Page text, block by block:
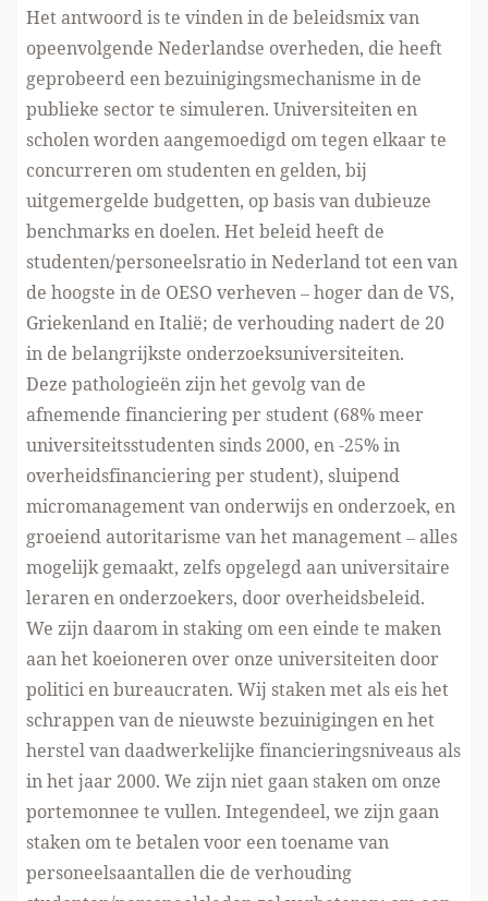
Het antwoord is te vinden in de beleidsmix van
opeenvolgende Nederlandse overheden, die heeft
geprobeerd een bezuinigingsmechanisme in de
publieke sector te simuleren. Universiteiten en
scholen worden aangemoedigd om tegen elkaar te
concurreren om studenten en gelden, bij
uitgemergelde budgetten, op basis van dubieuze
benchmarks en doelen. Het beleid heeft de
studenten/personeelsratio in Nederland tot een van
de hoogste in de OESO verheven – hoger dan de VS,
Griekenland en Italië; de verhouding nadert de 20
in de belangrijkste onderzoeksuniversiteiten.
Deze pathologieën zijn het gevolg van de
afnemende financiering per student (68% meer
universiteitsstudenten sinds 2000, en -25% in
overheidsfinanciering per student), sluipend
micromanagement van onderwijs en onderzoek, en
groeiend autoritarisme van het management – alles
mogelijk gemaakt, zelfs opgelegd aan universitaire
leraren en onderzoekers, door overheidsbeleid.
We zijn daarom in staking om een einde te maken
aan het koeioneren over onze universiteiten door
politici en bureaucraten. Wij staken met als eis het
schrappen van de nieuwste bezuinigingen en het
herstel van daadwerkelijke financieringsniveaus als
in het jaar 2000. We zijn niet gaan staken om onze
portemonnee te vullen. Integendeel, we zijn gaan
staken om te betalen voor een toename van
personeelsaantallen die de verhouding